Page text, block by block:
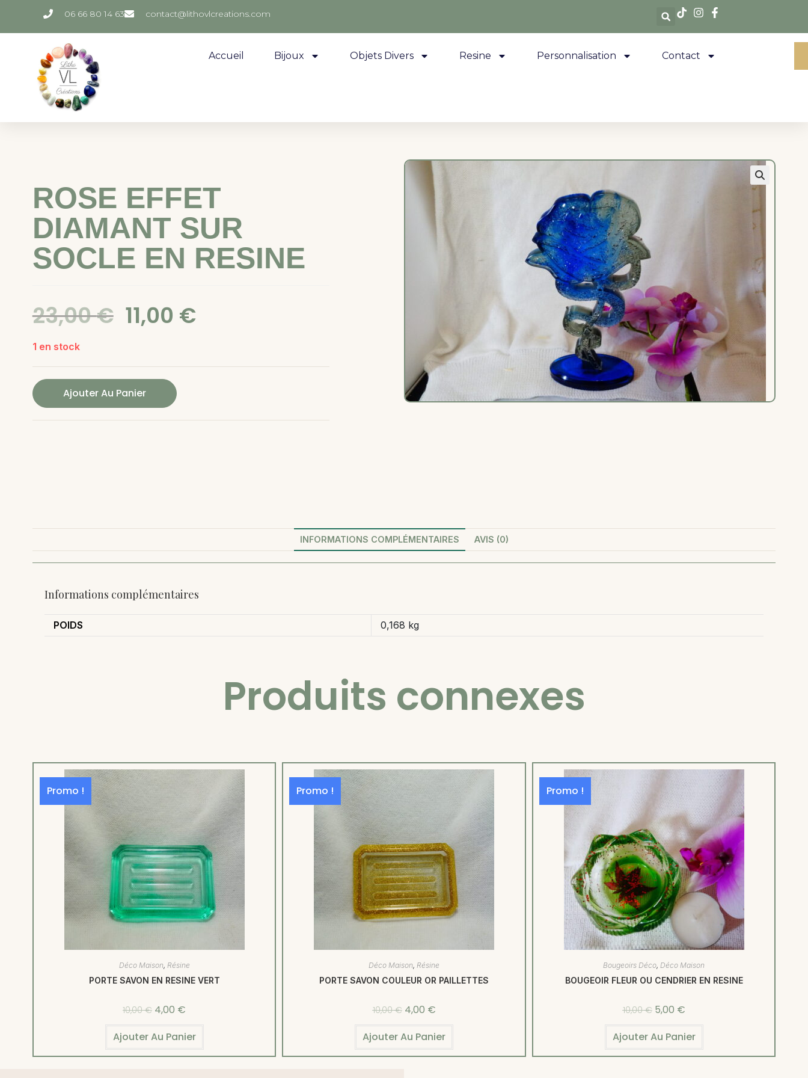
06 66 80 14 63 contact@lithovlcreations.com
Accueil Bijoux Objets Divers Resine Personnalisation Contact
ROSE EFFET
DIAMANT SUR
SOCLE EN RESINE
23,00€ 11,00 €
1 en stock
Ajouter Au Panier
INFORMATIONS COMPLÉMENTAIRES AVIS (0)
Informations complémentaires
POIDS 0,168 kg
Produits connexes
Promo !
Déco Maison, Résine
PORTE SAVON EN RESINE VERT
10,00€ 4,00 €
Ajouter Au Panier
Promo !
Déco Maison, Résine
PORTE SAVON COULEUR OR PAILLETTES
10,00€ 4,00 €
Ajouter Au Panier
Promo !
Bougeoirs Déco, Déco Maison
BOUGEOIR FLEUR OU CENDRIER EN RESINE
10,00€ 5,00 €
Ajouter Au Panier